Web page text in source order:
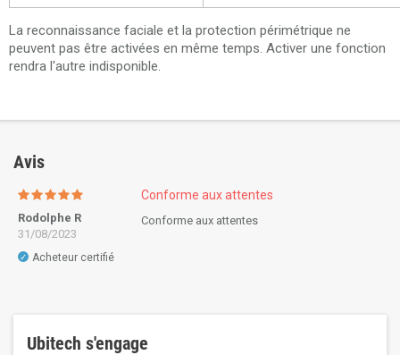
La reconnaissance faciale et la protection périmétrique ne
peuvent pas être activées en même temps. Activer une fonction
rendra l'autre indisponible.
Avis
Rodolphe R
31/08/2023
✓ Acheteur certifié
Conforme aux attentes
Conforme aux attentes
Ubitech s'engage